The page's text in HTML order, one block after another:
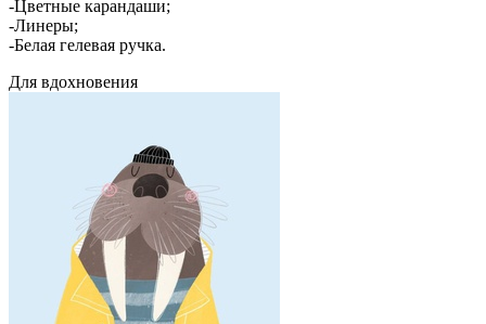
-Цветные карандаши;
-Линеры;
-Белая гелевая ручка.
Для вдохновения